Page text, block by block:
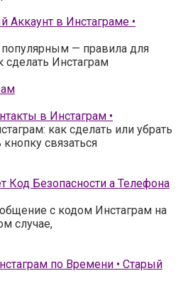
Аккаунт в Инстаграме •
популярным — правила для
сделать Инстаграм
в Инстаграм •
как сделать или убрать
связаться
Код Безопасности а Телефона
с кодом Инстаграм на
случае,
по Времени • Старый